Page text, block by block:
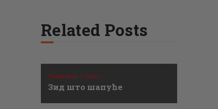
Related Posts
Књижевни Конкурс
Зид што шапуће